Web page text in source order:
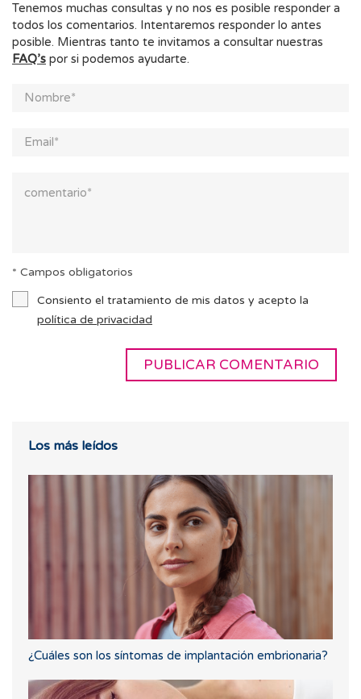
Tenemos muchas consultas y no nos es posible responder a
todos los comentarios. Intentaremos responder lo antes
posible. Mientras tanto te invitamos a consultar nuestras
FAQ’s por si podemos ayudarte.
* Campos obligatorios
Consiento el tratamiento de mis datos y acepto la
política de privacidad
Los más leídos
¿Cuáles son los síntomas de implantación embrionaria?